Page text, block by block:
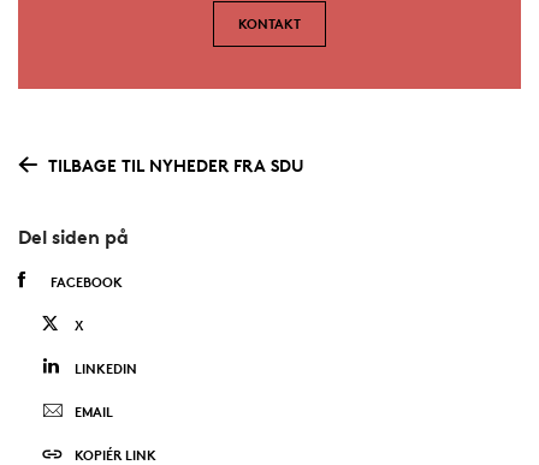
KONTAKT
TILBAGE TIL NYHEDER FRA SDU
Del siden på
FACEBOOK
X
LINKEDIN
EMAIL
KOPIÉR LINK